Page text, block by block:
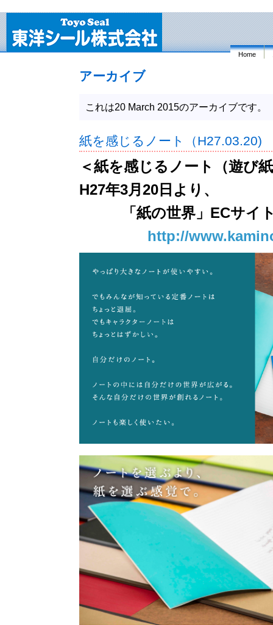
Home
アーカイブ
これは20 March 2015のアーカイブです。
紙を感じるノート（H27.03.20)
＜紙を感じるノート（遊び
H27年3月20日より、
「紙の世界」ECサイト
http://